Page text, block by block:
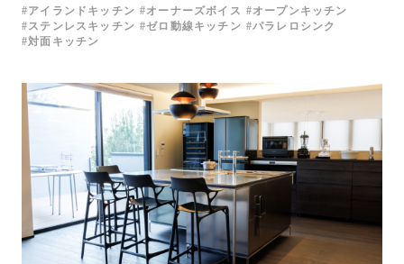
アイランドキッチン オーナーズボイス
オープンキッチン
ステンレスキッチン
ゼロ動線キッチン
パラレロシンク
対面キッチン